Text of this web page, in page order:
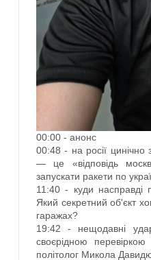
00:00 - анонс
00:48 - на росії
— це «відповідь
запускати ракети по
11:40 - куди насправді
Який секретний об'єкт
гаражах?
19:42 - нещодавні
своєрідною
політолог Микола